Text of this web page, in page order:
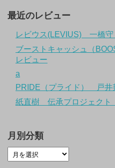
最近のレビュー
レビウス(LEVIUS) 一橋
ブーストキャッシュ（
レビュー
a
PRIDE（プライド） 戸
紙直樹 伝承プロジェク
月別分類